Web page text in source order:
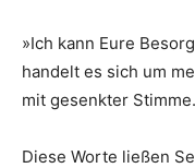
»Ich kann Eure
handelt es sich um
mit gesenkter Stimme.
Diese Worte ließen